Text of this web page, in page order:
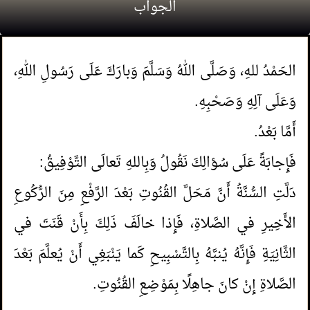
الجواب
الحَمْدُ للهِ، وَصَلَّى اللهُ وَسَلَّمَ وَبارَكَ عَلَى رَسُولِ اللهِ،
وَعَلَى آلِهِ وَصَحْبِهِ.
أَمَّا بَعْدُ.
فَإِجابَةً عَلَى سُؤالِكَ نَقُولُ وَبِاللهِ تَعالَى التَّوْفِيقُ:
دَلَّتِ السُّنَّةُ أَنَّ مَحَلَّ القُنُوتِ بَعْدَ الرَّفْعِ مِنَ الرُّكُوعِ
الأَخِيرِ في الصَّلاةِ، فَإِذا خالَفَ ذَلِكَ بِأَنْ قَنَتَ في
الثَّانِيَةِ فَإِنَّهُ يُنبَّهُ بِالتَّسْبِيحِ كَما يَنْبَغِي أَنْ يُعلَّمَ بَعْدَ
الصَّلاةِ إِنْ كانَ جاهِلًا بِمَوْضِعِ القُنُوتِ.
1. حكم شراء المعتكف ما يحتاج إليه عبر
التطبيقات الإلكترونية؟
2. معنى قول النبي صلى الله عليه وسلم (إن هذه
القبور مملوءة ظلمة على أهلها)
3. من ترك المعصية خوفا من عقوبة الناس